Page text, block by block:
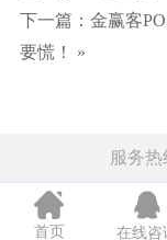
下一篇： 金赢客
要慌！
»
服务热
首页 在线咨